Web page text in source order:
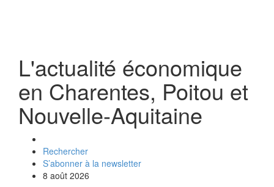
L'actualité économique
en Charentes, Poitou et
Nouvelle-Aquitaine
Rechercher
S’abonner à la newsletter
8 août 2026